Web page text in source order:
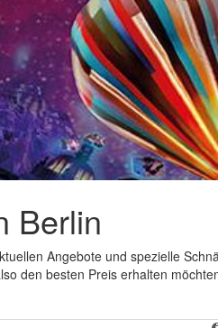
Berlin
Angebote und spezielle
den besten Preis erhalten